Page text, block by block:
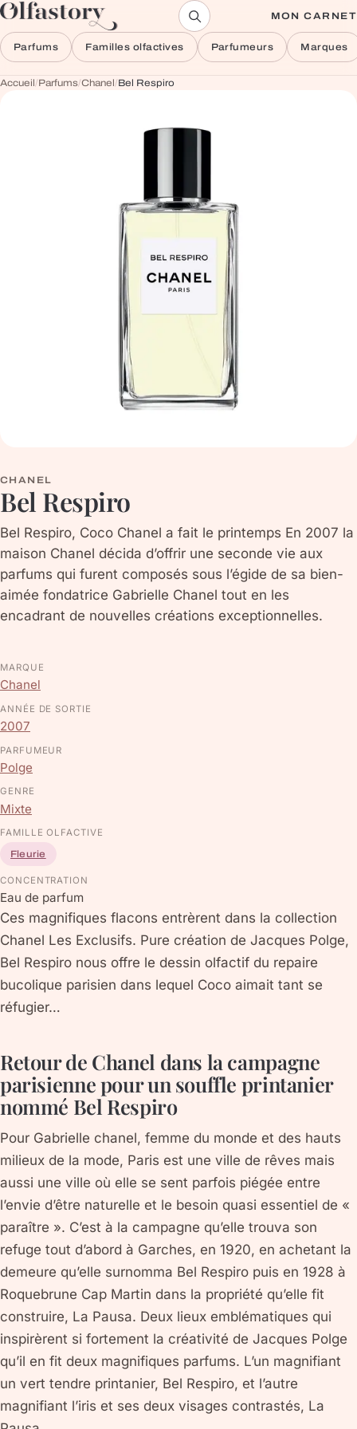
Aller au contenu MON CARNET
Parfums Familles olfactives Parfumeurs Marques
Accueil/Parfums/Chanel/Bel Respiro
CHANEL
Bel Respiro
Bel Respiro, Coco Chanel a fait le printemps En 2007 la
maison Chanel décida d’offrir une seconde vie aux
parfums qui furent composés sous l’égide de sa bien-
aimée fondatrice Gabrielle Chanel tout en les
encadrant de nouvelles créations exceptionnelles.
MARQUE
Chanel
ANNÉE DE SORTIE
2007
PARFUMEUR
Polge
GENRE
Mixte
FAMILLE OLFACTIVE
Fleurie
CONCENTRATION
Eau de parfum
Ces magnifiques flacons entrèrent dans la collection
Chanel Les Exclusifs. Pure création de Jacques Polge,
Bel Respiro nous offre le dessin olfactif du repaire
bucolique parisien dans lequel Coco aimait tant se
réfugier…
Retour de Chanel dans la campagne
parisienne pour un souffle printanier
nommé Bel Respiro
Pour Gabrielle chanel, femme du monde et des hauts
milieux de la mode, Paris est une ville de rêves mais
aussi une ville où elle se sent parfois piégée entre
l’envie d’être naturelle et le besoin quasi essentiel de «
paraître ». C’est à la campagne qu’elle trouva son
refuge tout d’abord à Garches, en 1920, en achetant la
demeure qu’elle surnomma Bel Respiro puis en 1928 à
Roquebrune Cap Martin dans la propriété qu’elle fit
construire, La Pausa. Deux lieux emblématiques qui
inspirèrent si fortement la créativité de Jacques Polge
qu’il en fit deux magnifiques parfums. L’un magnifiant
un vert tendre printanier, Bel Respiro, et l’autre
magnifiant l’iris et ses deux visages contrastés, La